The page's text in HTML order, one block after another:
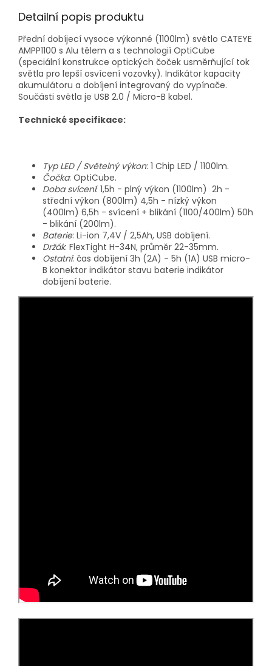
Detailní popis produktu
Přední dobíjecí vysoce výkonné (1100lm) světlo CATEYE
AMPP1100 s Alu tělem a s technologií OptiCube
(speciální konstrukce optických čoček usměrňující tok
světla pro lepší osvícení vozovky). Indikátor kapacity
akumulátoru a dobíjení integrovaný do vypínače.
Součásti světla je USB 2.0 / Micro-B kabel.
Technické specifikace:
Typ LED / Světelný výkon: 1 Chip LED / 1100lm.
Čočka: OptiCube.
Doba svícení: 1,5h - plný výkon (1100lm) 2h -
střední výkon (800lm) 4,5h - nízký výkon
(400lm) 6,5h - svícení + blikání (1100/400lm) 50h
- blikání (200lm).
Baterie: Li-ion 7,4V / 2,5Ah, USB dobíjení.
Držák: FlexTight H-34N, průměr 22-35mm.
Ostatní: čas dobíjení 3h (2A) - 5h (1A) USB micro-
B konektor indikátor stavu baterie indikátor
dobíjení baterie.